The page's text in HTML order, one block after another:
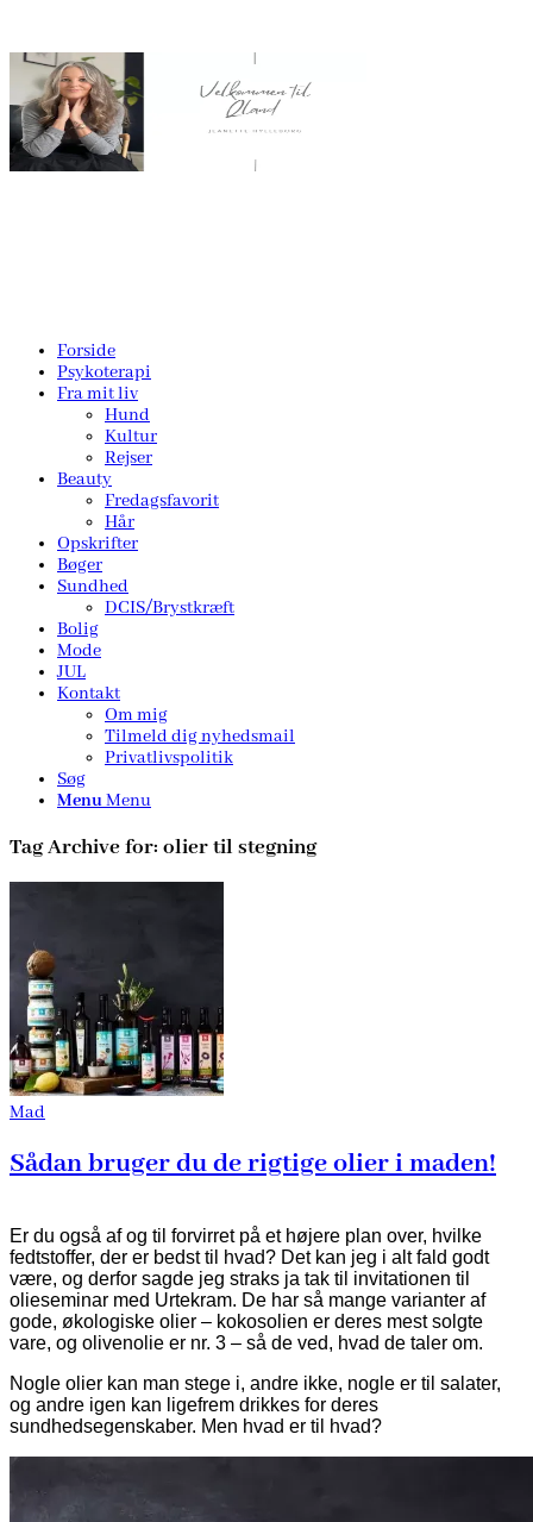
Forside
Psykoterapi
Fra mit liv
Hund
Kultur
Rejser
Beauty
Fredagsfavorit
Hår
Opskrifter
Bøger
Sundhed
DCIS/Brystkræft
Bolig
Mode
JUL
Kontakt
Om mig
Tilmeld dig nyhedsmail
Privatlivspolitik
Søg
MenuMenu
Tag Archive for: olier til stegning
Mad
Sådan bruger du de rigtige olier i maden!
Er du også af og til forvirret på et højere plan over, hvilke
fedtstoffer, der er bedst til hvad? Det kan jeg i alt fald godt
være, og derfor sagde jeg straks ja tak til invitationen til
olieseminar med Urtekram. De har så mange varianter af
gode, økologiske olier – kokosolien er deres mest solgte
vare, og olivenolie er nr. 3 – så de ved, hvad de taler om.
Nogle olier kan man stege i, andre ikke, nogle er til salater,
og andre igen kan ligefrem drikkes for deres
sundhedsegenskaber. Men hvad er til hvad?